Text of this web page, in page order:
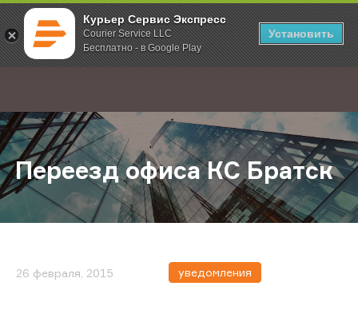
Курьер Сервис Экспресс
Courier Service LLC
Бесплатно - в Google Play
Установить
; Главная О компании Новости Переезд офиса КС Братск
Переезд офиса КС Братск
26 февраля, 2015 уведомления